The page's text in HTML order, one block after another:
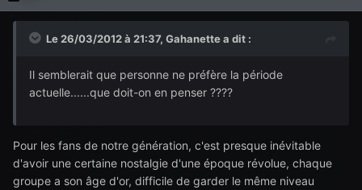
Le 26/03/2012 à 21:37, Gahanette a dit :
Il semblerait que personne ne préfère la période
actuelle......que doit-on en penser ????
Pour les fans de notre génération, c'est presque inévitable
d'avoir une certaine nostalgie d'une époque révolue, chaque
groupe a son âge d'or, difficile de garder le même niveau